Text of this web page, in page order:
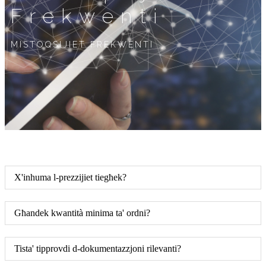
Frekwenti
MISTOQSIJIET FREKWENTI
X'inhuma l-prezzijiet tiegħek?
Għandek kwantità minima ta' ordni?
Tista' tipprovdi d-dokumentazzjoni rilevanti?